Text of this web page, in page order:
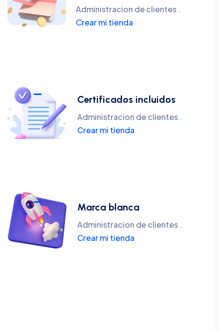
Administracion de clientes .
Crear mi tienda
Certificados incluidos
Administracion de clientes .
Crear mi tienda
Marca blanca
Administracion de clientes .
Crear mi tienda